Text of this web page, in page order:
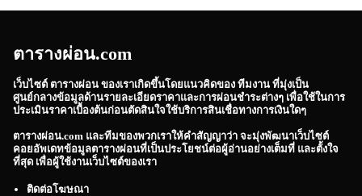
ตารางผ่อน.com
เว็บไซต์ ตารางผ่อน ของเราเกิดขึ้นโดยแนวคิดของ ทีมงาน ที่มุ่งเป็น
ศูนย์กลางข้อมูลด้านรายละเอียดราคาและการผ่อนชำระต่างๆ เพื่อใช้ในการ
ประเมินราคาเบื้องต้นก่อนตัดสินใจใช้บริการสินเชื่อทางการเงินใดๆ
ตารางผ่อน.com และทีมของพวกเราให้คำสัญญาว่า จะมุ่งพัฒนาเว็บไซต์
คอยอัพเดทข้อมูลตารางผ่อนที่เป็นประโยชน์ต่อผู้อ่านอย่างเต็มที่ และตั้งใจ
ที่สุด เพื่อผู้ใช้งานเว็บไซต์ของเรา
ติดต่อโฆษณา